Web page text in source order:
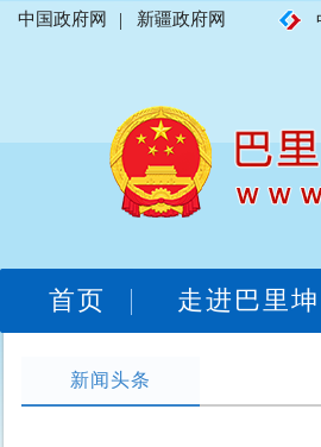
中国政府网 | 新疆政府网
首页 走进巴里坤
新闻头条